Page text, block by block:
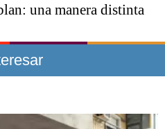
una manera distinta